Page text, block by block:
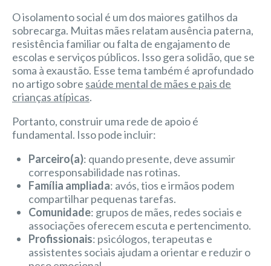
O isolamento social é um dos maiores gatilhos da
sobrecarga. Muitas mães relatam ausência paterna,
resistência familiar ou falta de engajamento de
escolas e serviços públicos. Isso gera solidão, que se
soma à exaustão. Esse tema também é aprofundado
no artigo sobre saúde mental de mães e pais de
crianças atípicas.
Portanto, construir uma rede de apoio é
fundamental. Isso pode incluir:
Parceiro(a): quando presente, deve assumir
corresponsabilidade nas rotinas.
Família ampliada: avós, tios e irmãos podem
compartilhar pequenas tarefas.
Comunidade: grupos de mães, redes sociais e
associações oferecem escuta e pertencimento.
Profissionais: psicólogos, terapeutas e
assistentes sociais ajudam a orientar e reduzir o